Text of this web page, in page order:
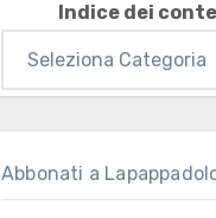
Indice dei
Abbonati a